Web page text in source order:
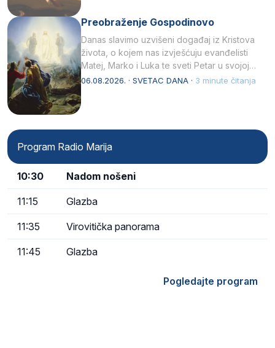
Preobraženje Gospodinovo
Danas slavimo uzvišeni događaj iz Kristova
života, o kojem nas izvješćuju evanđelisti
Matej, Marko i Luka te sveti Petar u svojoj
drugoj…
06.08.2026. · SVETAC DANA · 3 minute čitanja
Program Radio Marija
10:30 Nadom nošeni
11:15 Glazba
11:35 Virovitička panorama
11:45 Glazba
Pogledajte program